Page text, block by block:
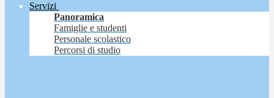
Servizi
Panoramica
Famiglie e studenti
Personale scolastico
Percorsi di studio